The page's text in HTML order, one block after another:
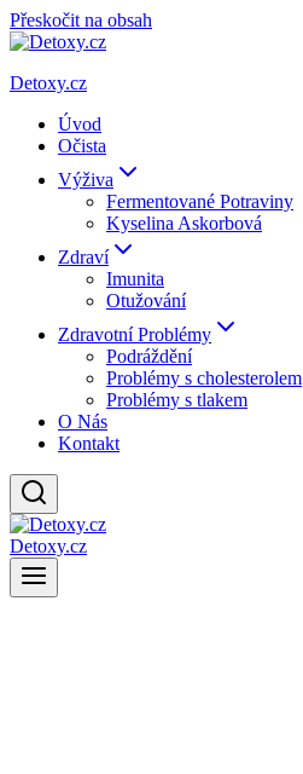
Přeskočit na obsah
Detoxy.cz
Úvod
Očista
Výživa
Fermentované Potraviny
Kyselina Askorbová
Zdraví
Imunita
Otužování
Zdravotní Problémy
Podráždění
Problémy s cholesterolem
Problémy s tlakem
O Nás
Kontakt
Detoxy.cz